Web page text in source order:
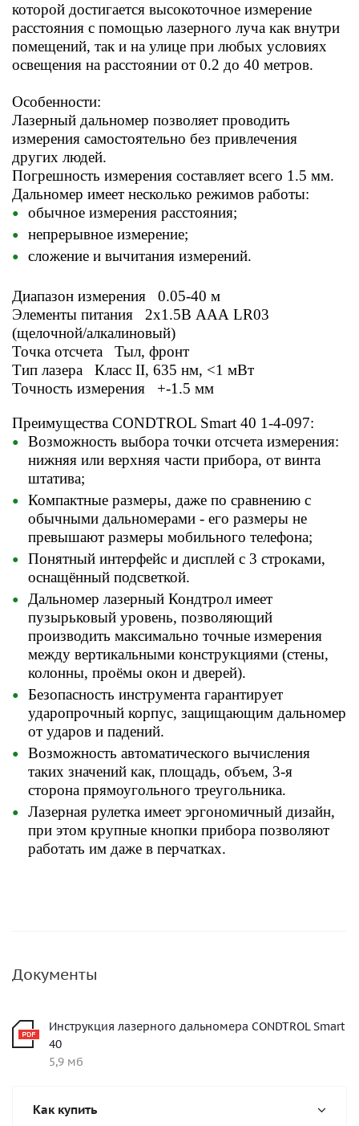
которой достигается высокоточное измерение
расстояния с помощью лазерного луча как внутри
помещений, так и на улице при любых условиях
освещения на расстоянии от 0.2 до 40 метров.
Особенности:
Лазерный дальномер позволяет проводить
измерения самостоятельно без привлечения
других людей.
Погрешность измерения составляет всего 1.5 мм.
Дальномер имеет несколько режимов работы:
обычное измерения расстояния;
непрерывное измерение;
сложение и вычитания измерений.
Диапазон измерения 0.05-40 м
Элементы питания 2x1.5В ААА LR03
(щелочной/алкалиновый)
Точка отсчета Тыл, фронт
Тип лазера Класс II, 635 нм, <1 мВт
Точность измерения +-1.5 мм
Преимущества CONDTROL Smart 40 1-4-097:
Возможность выбора точки отсчета измерения:
нижняя или верхняя части прибора, от винта
штатива;
Компактные размеры, даже по сравнению с
обычными дальномерами - его размеры не
превышают размеры мобильного телефона;
Понятный интерфейс и дисплей с 3 строками,
оснащённый подсветкой.
Дальномер лазерный Кондтрол имеет
пузырьковый уровень, позволяющий
производить максимально точные измерения
между вертикальными конструкциями (стены,
колонны, проёмы окон и дверей).
Безопасность инструмента гарантирует
ударопрочный корпус, защищающим дальномер
от ударов и падений.
Возможность автоматического вычисления
таких значений как, площадь, объем, 3-я
сторона прямоугольного треугольника.
Лазерная рулетка имеет эргономичный дизайн,
при этом крупные кнопки прибора позволяют
работать им даже в перчатках.
Документы
Инструкция лазерного дальномера CONDTROL Smart
40
5,9 мб
Как купить